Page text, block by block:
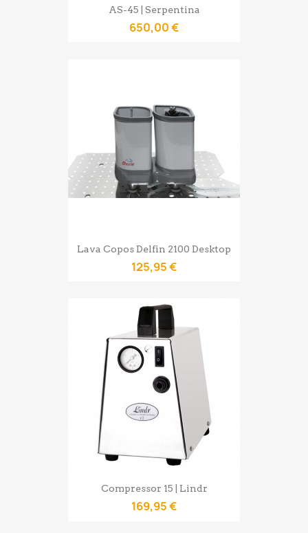
AS-45 | Serpentina
650,00 €
Lava Copos Delfin 2100 Desktop
125,95 €
Compressor 15 | Lindr
169,95 €